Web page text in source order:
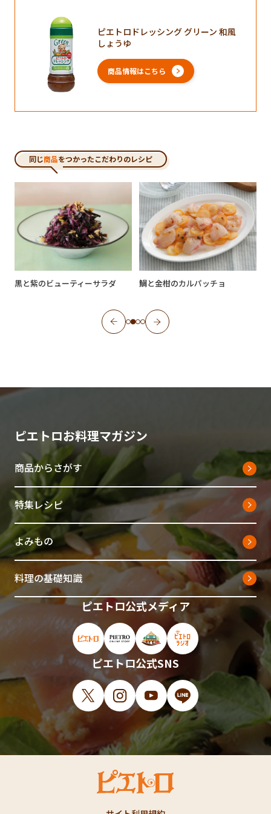
ピエトロドレッシング グリーン 和風
しょうゆ
商品情報はこちら
同じ商品をつかったこだわりのレシピ
黒と紫のビューティーサラダ 鯛と金柑のカルパッチョ
ピエトロお料理マガジン
商品からさがす
特集レシピ
よみもの
料理の基礎知識
ピエトロ公式メディア
ピエトロ公式サイト（新しいウィンドウで
ピエトロオンラインストア（新しい
ピエトロホームタウン（新
ピエトロラジオ（新
ピエトロ公式SNS
X（新しいウィンドウで開きます）
Instagram（新しいウィンドウで開
YouTube（新しいウィンド
LINE（新しいウィン